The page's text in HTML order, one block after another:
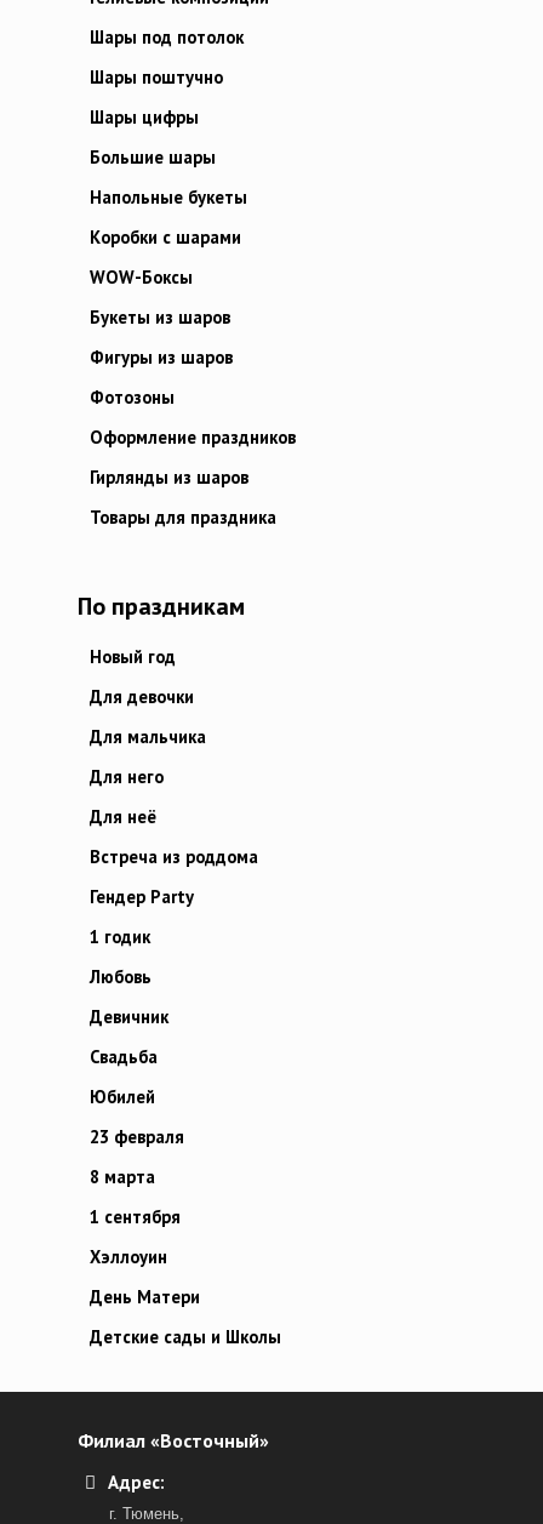
Шары под потолок
Шары поштучно
Шары цифры
Большие шары
Напольные букеты
Коробки с шарами
WOW-Боксы
Букеты из шаров
Фигуры из шаров
Фотозоны
Оформление праздников
Гирлянды из шаров
Товары для праздника
По праздникам
Новый год
Для девочки
Для мальчика
Для него
Для неё
Встреча из роддома
Гендер Party
1 годик
Любовь
Девичник
Свадьба
Юбилей
23 февраля
8 марта
1 сентября
Хэллоуин
День Матери
Детские сады и Школы
Филиал «Восточный»
Адрес:
г. Тюмень,